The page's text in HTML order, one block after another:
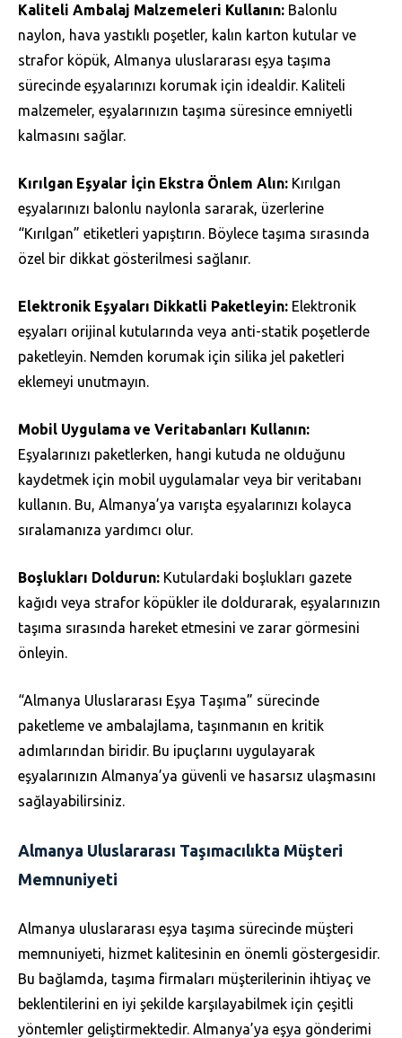
Kaliteli Ambalaj Malzemeleri Kullanın: Balonlu
naylon, hava yastıklı poşetler, kalın karton kutular ve
strafor köpük, Almanya uluslararası eşya taşıma
sürecinde eşyalarınızı korumak için idealdir. Kaliteli
malzemeler, eşyalarınızın taşıma süresince emniyetli
kalmasını sağlar.
Kırılgan Eşyalar İçin Ekstra Önlem Alın: Kırılgan
eşyalarınızı balonlu naylonla sararak, üzerlerine
“Kırılgan” etiketleri yapıştırın. Böylece taşıma sırasında
özel bir dikkat gösterilmesi sağlanır.
Elektronik Eşyaları Dikkatli Paketleyin: Elektronik
eşyaları orijinal kutularında veya anti-statik poşetlerde
paketleyin. Nemden korumak için silika jel paketleri
eklemeyi unutmayın.
Mobil Uygulama ve Veritabanları Kullanın:
Eşyalarınızı paketlerken, hangi kutuda ne olduğunu
kaydetmek için mobil uygulamalar veya bir veritabanı
kullanın. Bu, Almanya’ya varışta eşyalarınızı kolayca
sıralamanıza yardımcı olur.
Boşlukları Doldurun: Kutulardaki boşlukları gazete
kağıdı veya strafor köpükler ile doldurarak, eşyalarınızın
taşıma sırasında hareket etmesini ve zarar görmesini
önleyin.
“Almanya Uluslararası Eşya Taşıma” sürecinde
paketleme ve ambalajlama, taşınmanın en kritik
adımlarından biridir. Bu ipuçlarını uygulayarak
eşyalarınızın Almanya’ya güvenli ve hasarsız ulaşmasını
sağlayabilirsiniz.
Almanya Uluslararası Taşımacılıkta Müşteri
Memnuniyeti
Almanya uluslararası eşya taşıma sürecinde müşteri
memnuniyeti, hizmet kalitesinin en önemli göstergesidir.
Bu bağlamda, taşıma firmaları müşterilerinin ihtiyaç ve
beklentilerini en iyi şekilde karşılayabilmek için çeşitli
yöntemler geliştirmektedir. Almanya’ya eşya gönderimi